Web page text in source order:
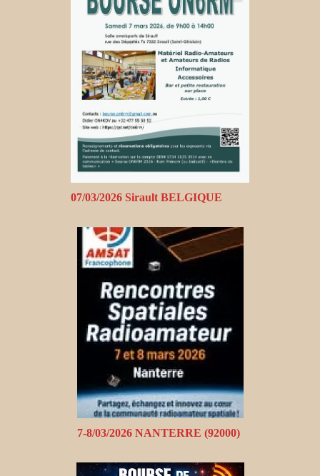
07/03/2026 Sirault BELGIQUE
7-8/03/2026 NANTERRE (92000)